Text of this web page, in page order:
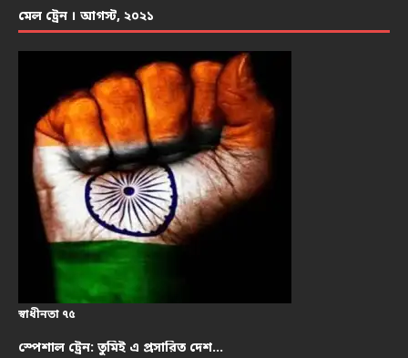
মেল ট্রেন । আগস্ট, ২০২১
স্বাধীনতা ৭৫
স্পেশাল ট্রেন: তুমিই এ প্রসারিত দেশ…